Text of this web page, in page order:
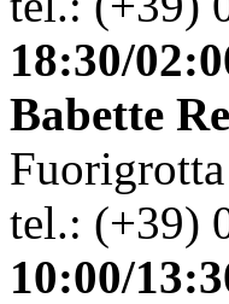
18:30/
Babette
tel.: (+39)
10:00/